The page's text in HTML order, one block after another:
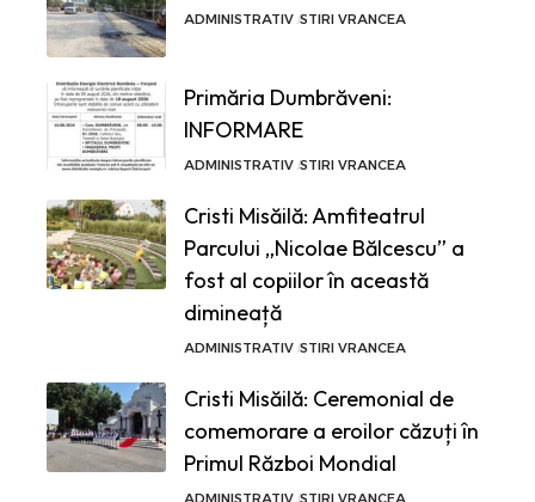
ADMINISTRATIV STIRI VRANCEA
Primăria Dumbrăveni:
INFORMARE
ADMINISTRATIV STIRI VRANCEA
Cristi Misăilă: Amfiteatrul
Parcului „Nicolae Bălcescu” a
fost al copiilor în această
dimineață
ADMINISTRATIV STIRI VRANCEA
Cristi Misăilă: Ceremonial de
comemorare a eroilor căzuți în
Primul Război Mondial
ADMINISTRATIV STIRI VRANCEA